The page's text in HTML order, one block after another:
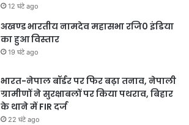
12 घंटे ago
अखण्ड भारतीय नामदेव महासभा रजि0 इंडिया
का हुआ विस्तार
19 घंटे ago
भारत-नेपाल बॉर्डर पर फिर बढ़ा तनाव, नेपाली
ग्रामीणों ने सुरक्षाबलों पर किया पथराव, बिहार
के थाने में FIR दर्ज
22 घंटे ago